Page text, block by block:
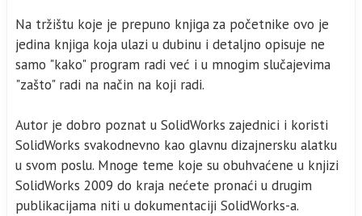
Na tržištu koje je prepuno knjiga za početnike ovo je
jedina knjiga koja ulazi u dubinu i detaljno opisuje ne
samo "kako" program radi već i u mnogim slučajevima
"zašto" radi na način na koji radi.
Autor je dobro poznat u SolidWorks zajednici i koristi
SolidWorks svakodnevno kao glavnu dizajnersku alatku
u svom poslu. Mnoge teme koje su obuhvaćene u knjizi
SolidWorks 2009 do kraja nećete pronaći u drugim
publikacijama niti u dokumentaciji SolidWorks-a.